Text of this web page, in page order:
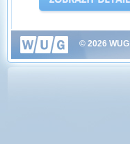
© 2026 WUG